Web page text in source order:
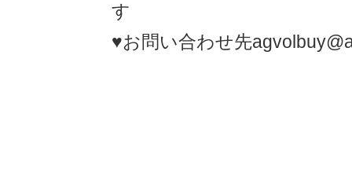
す
♥お問い合わせ先